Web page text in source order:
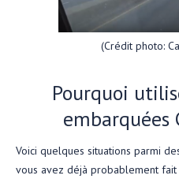
(Crédit photo:
Pourquoi
embarquées
Voici quelques situations parmi
vous avez déjà probablement fait